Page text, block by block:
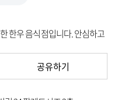
한우 음식점입니다. 안심하고
공유하기